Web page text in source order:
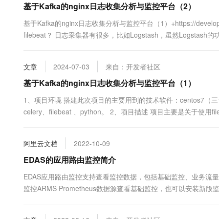
基于Kafka的nginx日志收集分析与监控平台（2）
基于Kafka的nginx日志收集分析与监控平台（1）+https://
filebeat？ 日志采集器有很多，比如Logstash，虽然Logstash
文章 2024-07-03 来自：开发者社区
基于Kafka的nginx日志收集分析与监控平台（1）
1、项目环境 搭建此次项目的主要用到的技术软件：centos7（
celery、filebeat 、python。 2、项目描述 项目主要是关于使用
阿里云文档 2022-10-09
EDAS的应用路由监控简介
EDAS应用路由监控支持查看监控数据，包括基础监控、业务
监控ARMS Prometheus数据源查看基础监控，也可以安装新版
10 分钟在聊天系统中增
专有云